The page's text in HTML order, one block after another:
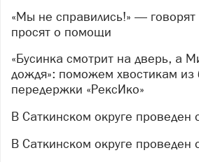
Поэтому волонтёры повторяют
акцию — добровольцев ждут 8 и 9
Что пригодится:
инструменты: бензопилы,
аккумуляторные болгарки,
проволоки, монтировки, ломы;
«Мы не справились!» — говорят волонтеры и
просят о помощи
«Бусинка смотрит на дверь, а Миша прячется от
дождя»: поможем хвостикам из
передержки «РексИко»
В Саткинском округе
В Саткинском округе